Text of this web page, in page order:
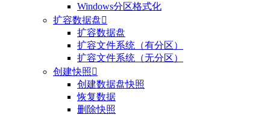
Windows分区格式化
扩容数据盘
扩容数据盘
扩容文件系统（有分区）
扩容文件系统（无分区）
创建快照
创建数据盘快照
恢复数据
删除快照